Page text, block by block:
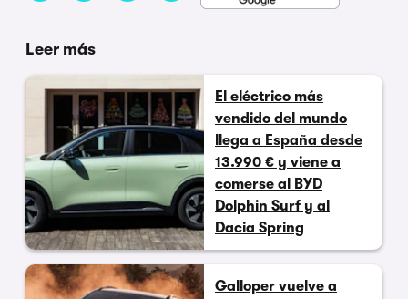
Leer más
El eléctrico más
vendido del mundo
llega a España desde
13.990 € y viene a
comerse al BYD
Dolphin Surf y al
Dacia Spring
Galloper vuelve a